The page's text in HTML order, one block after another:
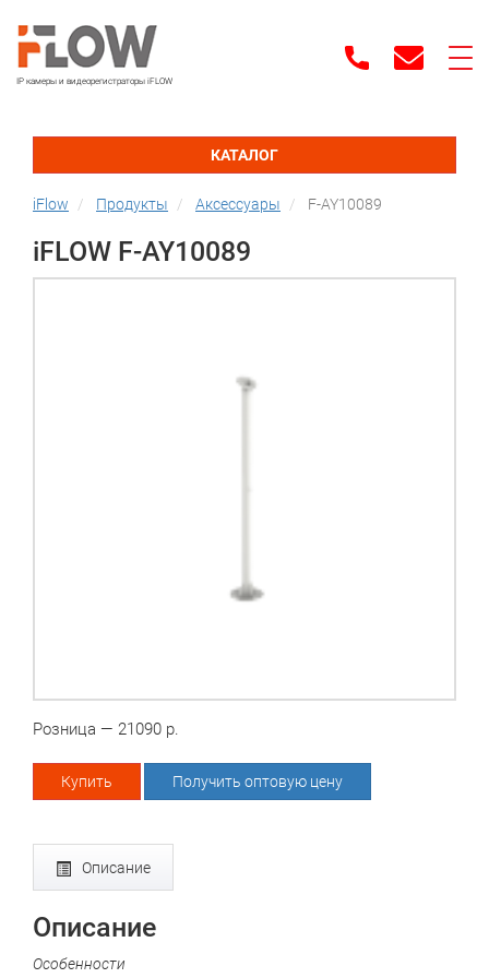
IP камеры и видеорегистраторы iFLOW
КАТАЛОГ
iFlow Продукты Аксессуары F-AY10089
iFLOW F-AY10089
Розница — 21090 р.
Купить Получить оптовую цену
Описание
Описание
Особенности